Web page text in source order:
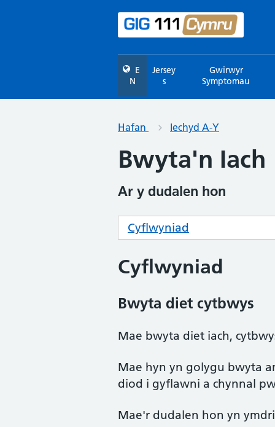
E
N
Jersey
s
Gwirwyr
Symptomau
Hafan Iechyd A-Y
Bwyta'n Iach
Ar y dudalen hon
Cyflwyniad
Cyflwyniad
Bwyta diet cytbwys
Mae bwyta diet iach,
Mae hyn yn golygu bwyta
diod i gyflawni a chynnal
Mae'r dudalen hon yn